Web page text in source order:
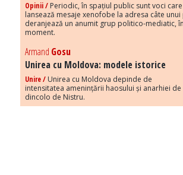
Opinii / Periodic, în spațiul public sunt voci care
lansează mesaje xenofobe la adresa câte
deranjează un anumit grup politico-mediatic,
moment.
Armand Gosu
Unirea cu Moldova: modele istorice
Unire / Unirea cu Moldova depinde de
intensitatea amenințării haosului și anarhiei de
dincolo de Nistru.